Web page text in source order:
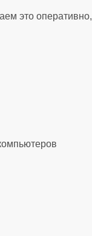
это оперативно,